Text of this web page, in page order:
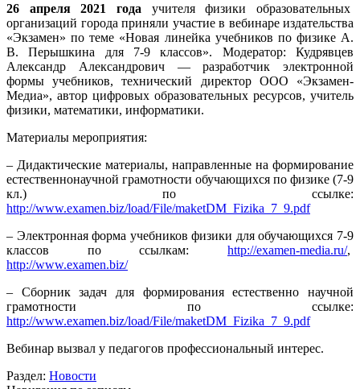
26 апреля 2021 года учителя физики образовательных
организаций города приняли участие в вебинаре издательства
«Экзамен» по теме «Новая линейка учебников по физике А.
В. Перышкина для 7-9 классов». Модератор: Кудрявцев
Александр Александрович — разработчик электронной
формы учебников, технический директорООО «Экзамен-
Медиа», автор цифровых образовательных ресурсов, учитель
физики, математики, информатики.
Материалы мероприятия:
– Дидактические материалы, направленные на формирование
естественнонаучной грамотности обучающихся по физике (7-9
кл.) по ссылке:
http://www.examen.biz/load/File/maketDM_Fizika_7_9.pdf
– Электронная форма учебников физики для обучающихся 7-9
классов по ссылкам: http://examen-media.ru/,
http://www.examen.biz/
– Сборник задач для формирования естественно научной
грамотности по ссылке:
http://www.examen.biz/load/File/maketDM_Fizika_7_9.pdf
Вебинар вызвал у педагогов профессиональный интерес.
Раздел: Новости